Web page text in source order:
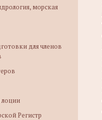
морская
для членов
Регистр